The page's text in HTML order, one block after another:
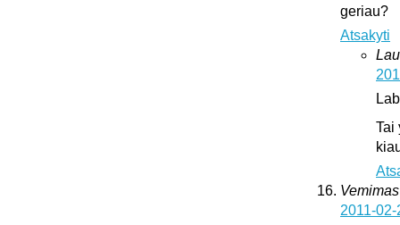
geriau?
Atsakyti
Tai
Vemimas
2011-